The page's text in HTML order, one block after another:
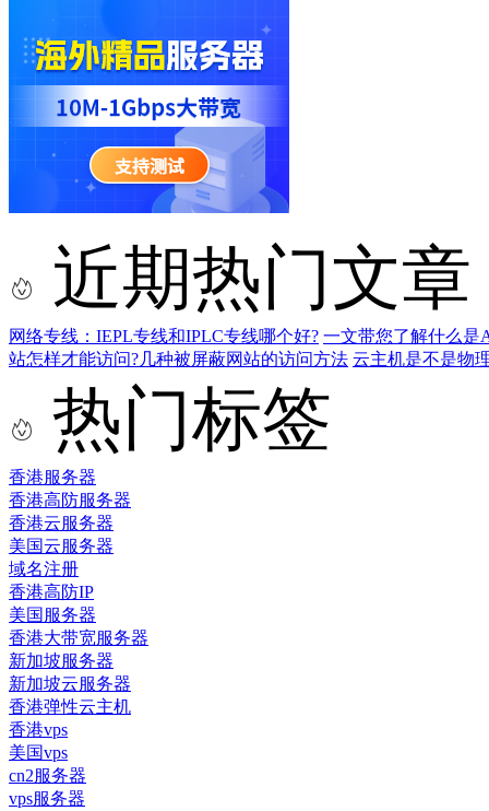
近期热门文章
网络专线：IEPL专线和IPLC专线哪个好? 一文带您了解什么是
站怎样才能访问?几种被屏蔽网站的访问方法 云主机是不是物
热门标签
香港服务器
香港高防服务器
香港云服务器
美国云服务器
域名注册
香港高防IP
美国服务器
香港大带宽服务器
新加坡服务器
新加坡云服务器
香港弹性云主机
香港vps
美国vps
cn2服务器
vps服务器